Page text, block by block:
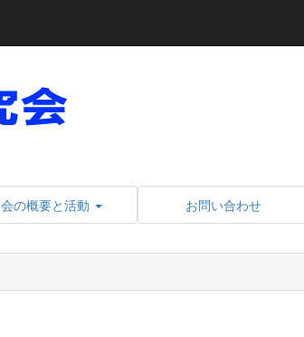
会の概要と活動 お問い合わせ